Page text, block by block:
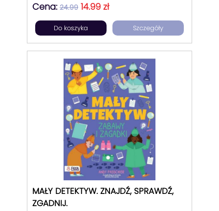
wyszukiwanie tropów i łamanie tajnych
kodów. Powodzenia!
Cena: 24.99 14.99 zł
Do koszyka Szczegóły
MAŁY DETEKTYW. ZNAJDŹ, SPRAWDŹ,
ZGADNIJ.